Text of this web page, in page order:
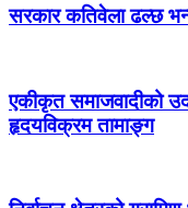
सरकार कतिवेला ढल्छ
एकीकृत समाजवादीको
हृदयविक्रम तामाङ्ग